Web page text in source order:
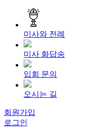
미사와 전례
미사 화답송
입회 문의
오시는 길
회원가입
로그인